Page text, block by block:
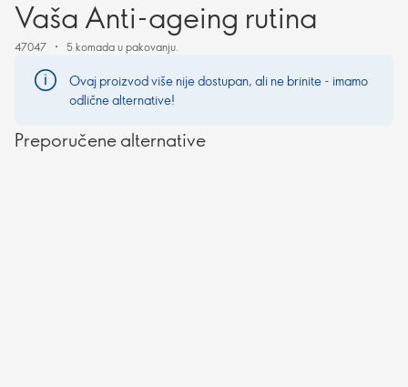
Vaša Anti-ageing rutina
47047 5 komada u pakovanju.
Ovaj proizvod više nije dostupan, ali ne brinite - imamo
odlične alternative!
Preporučene alternative